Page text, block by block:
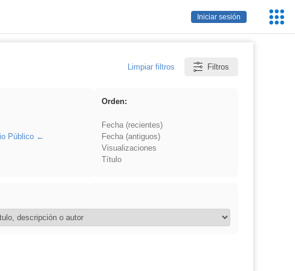
Iniciar sesión
Limpiar filtros Filtros
Público
Orden:
Fecha (recientes)
Fecha (antiguos)
Visualizaciones
Título